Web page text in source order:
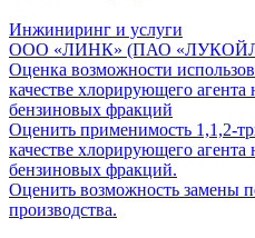
Инжиниринг и услуги
ООО «ЛИНК» (ПАО
Оценка возможности
качестве хлорирующего
бензиновых фракций
Оценить применимость 1,1,2-
качестве хлорирующего
бензиновых фракций.
Оценить возможность замены
производства.